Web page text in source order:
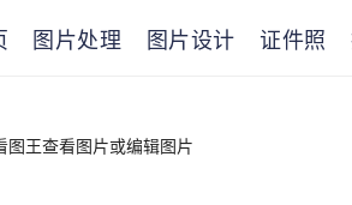
图片处理 图片设计 证件照
图王查看图片或编辑图片